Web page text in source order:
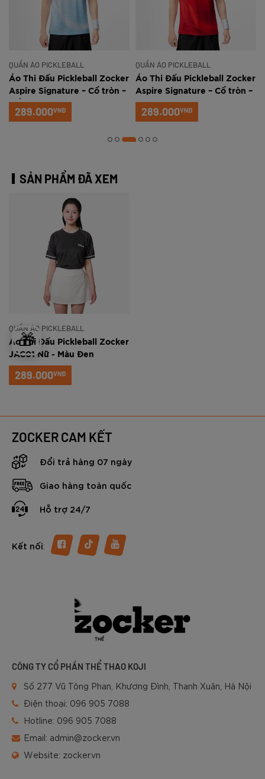
🎁
QUẦN ÁO PICKLEBALL
Áo Thi Đấu Pickleball Zocker
Aspire Signature – Cổ tròn –
Trắng xanh
289.000VNĐ
QUẦN ÁO PICKLEBALL
Áo Thi Đấu Pickleball Zocker
Aspire Signature – Cổ tròn –
Đỏ
289.000VNĐ
SẢN PHẨM ĐÃ XEM
QUẦN ÁO PICKLEBALL
Áo Thi Đấu Pickleball Zocker
JAC01 Nữ - Màu Đen
289.000VNĐ
ZOCKER CAM KẾT
Đổi trả hàng 07 ngày
Giao hàng toàn quốc
Hỗ trợ 24/7
Kết nối:
CÔNG TY CỔ PHẦN THỂ THAO KOJI
Số 277 Vũ Tông Phan, Khương Đình, Thanh Xuân, Hà Nội
Điện thoại: 096 905 7088
Hotline: 096 905 7088
Email: admin@zocker.vn
Website: zocker.vn